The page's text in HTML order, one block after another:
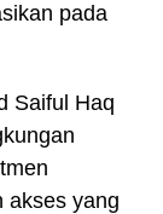
pada
Saiful Haq
akses yang